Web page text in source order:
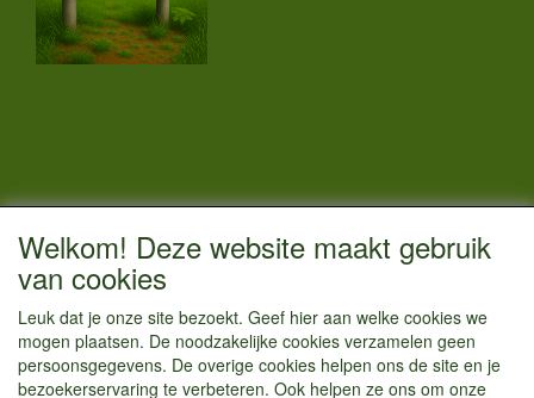
CONTACTGEGEVENS
Vestigingsadres:
Hoofdweg 36
1433 JW Kudelstaart
Welkom! Deze website maakt gebruik
van cookies
Leuk dat je onze site bezoekt. Geef hier aan welke cookies we
mogen plaatsen. De noodzakelijke cookies verzamelen geen
persoonsgegevens. De overige cookies helpen ons de site en je
bezoekerservaring te verbeteren. Ook helpen ze ons om onze